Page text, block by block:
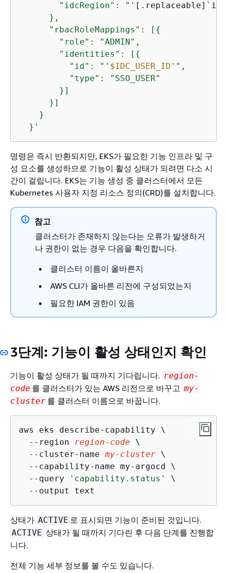
        "idcRegion": "'
      },
      "rbacRoleMappings": [
{
        "role": "ADMIN",
        "identities": [
{
          "id": "'
$IDC_USER_ID '",
          "type": "SSO_USER"
        }]
      }]
    }
  }'
명령은 즉시 반환되지만, EKS가 필요한 기능 인프라 및 구
성 요소를 생성하므로 기능이 활성 상태가 되려면 다소 시
간이 걸립니다. EKS는 기능 생성 중 클러스터에서 모든
Kubernetes 사용자 지정 리소스 정의(CRD)를 설치합니다.
참고
클러스터가 존재하지 않는다는 오류가 발생하거
나 권한이 없는 경우 다음을 확인합니다.
클러스터 이름이 올바른지
AWS CLI가 올바른 리전에 구성되었는지
필요한 IAM 권한이 있음
3단계: 기능이 활성 상태인지 확인
기능이 활성 상태가 될 때까지 기다립니다. region-
code 를 클러스터가 있는 AWS 리전으로 바꾸고 my-
cluster 를 클러스터 이름으로 바꿉니다.
aws eks describe-capability \
  --region
region-code \
  --cluster-name
my-cluster \
  --capability-name my-argocd \
  --query
'capability.status'
\
  --output text
상태가 ACTIVE 로 표시되면 기능이 준비된 것입니다.
ACTIVE 상태가 될 때까지 기다린 후 다음 단계를 진행합
니다.
전체 기능 세부 정보를 볼 수도 있습니다.